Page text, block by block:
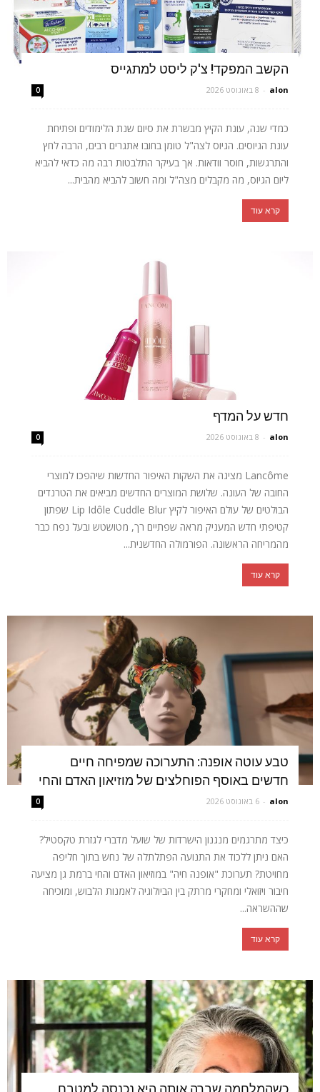
הקשב המפקד! צ'ק ליסט למתגייס
alon
- 8 באוגוסט 2026 0
כמדי שנה, עונת הקיץ מבשרת את סיום שנת הלימודים ופתיחת
עונת הגיוסים. הגיוס לצה"ל טומן בחובו אתגרים רבים, הרבה לחץ
והתרגשות, חוסר וודאות. אך בעיקר התלבטות רבה מה כדאי להביא
ליום הגיוס, מה מקבלים מצה"ל ומה חשוב להביא מהבית...
קרא עוד
חדש על המדף
alon
- 8 באוגוסט 2026 0
Lancôme מציגה את השקות האיפור החדשות שיהפכו למוצרי
החובה של העונה. שלושת המוצרים החדשים מביאים את הטרנדים
הבולטים של עולם האיפור לקיץ Lip Idôle Cuddle Blur שפתון
קטיפתי חדש המעניק מראה שפתיים רך, מטושטש ובעל נפח כבר
מהמריחה הראשונה. הפורמולה החדשנית...
קרא עוד
טבע עוטה אופנה: התערוכה שמפיחה חיים
חדשים באוסף הפוחלצים של מוזיאון האדם והחי
alon
- 6 באוגוסט 2026 0
כיצד מתרגמים מנגנון הישרדות של שועל מדברי לגזרת טקסטיל?
האם ניתן ללכוד את התנועה הפתלתלה של נחש בתוך חליפה
מחויטת? תערוכת "אופנה חיה" במוזיאון האדם והחי ברמת גן מציעה
חיבור ויזואלי ומחקרי מרתק בין הביולוגיה לאמנות הלבוש, ומוכיחה
שההשראה...
קרא עוד
כשהמלחמה שברה אותה היא נכנסה למטבח,